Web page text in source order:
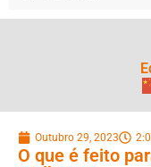
Outubro 29, 2023
O que é feito